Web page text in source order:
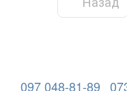
097 048-81-89